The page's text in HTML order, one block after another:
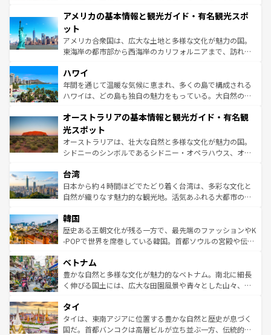
ンツ一覧を参照してほしい。
の建物がそのまま残る町や、スイスならではのユニークな
博物館もあり、アルプス観光だけでなく町歩きも満喫する
ことができる。国民の所得が高いため物価も高いが、旅行
者向けの交通パス提供のサービスもあり、うまく活用すれ
着のスイス情報は
アメリカの基本情報と観光ガイド・有名観光スポ
ット
アメリカ合衆国は、広大な土地と多様な文化が魅力の国。
東海岸の都市部から西海岸のカリフォルニアまで、訪れる
のような巨大都市は、観光、ショッピング、エンターテイ
ンメントが詰まった刺激的なスポットだ。一方、アメリカ
西部には大自然が広がり、グランドキャニオンやイエロー
部のニューオーリンズでは、音楽と美食が融合した独特の
文化が魅力。旅行者はアメリカの各地域で異なる魅力を楽
しみながら、その多様性と豊かな歴史を感じることができ
るだろう。車でのロードトリップや列車の旅も、アメリカ
情報は
ハワイ
年間を通じて温暖な気候に恵まれ、多くの島で構成される
ハワイは、どの島も独自の魅力をもっている。大自然の神
ワイ島は見逃せない。また、定番の観光地といえばオアフ
島だが、静かな自然を求めるならマウイ島やカウアイ島が
おすすめ。エメラルドグリーンに輝く海をはじめ、豊かな
文化や歴史が息づいている。「アロハスピリット」と呼ば
人々、おいしいローカルフードやハワイアンミュージッ
ク、伝統的なフラダンスなど、すべてがハワイの魅力を彩
っている。訪れるたびに新しい発見と感動が待っているハ
はコンテンツ一覧
オーストラリアの基本情報と観光ガイド・有名観
光スポット
オーストラリアは、壮大な自然と多様な文化が魅力の国。
シドニーのシンボルであるシドニー・オペラハウス、オー
リアリーフや大陸中央部にそびえるウルル（エアーズロッ
ク）、タスマニアの美しい原生林やケアンズの熱帯雨林な
ど、見どころがたくさん。また、カフェやワイン、オージ
いる。アクティビティも充実しており、サーフィンやダイ
ビング、ハイキングなど、アウトドア好きにはたまらな
い。オーストラリアの多彩な魅力を存分に味わいつくそ
参照してほしい。
台湾
日本から約４時間ほどでたどり着く台湾は、多彩な文化と
自然が織りなす魅力的な観光地。活気あふれる大都市の台
ン）、静ひつな山岳地帯である台湾東部など、都市の喧騒
と山間の静けさが共存しており、訪れる人に新しい発見と
驚きをもたらしてくれる。また、奥深い台湾の食文化も魅
容にもいいと評判のスイーツなど、バラエティ豊かな料理
が味わえる。 なお、新着の台湾情報は コンテンツ一覧を参
照してほしい。
韓国
歴史ある王朝文化が残る一方で、最先端のファッションやK
-POPで世界を席巻している韓国。首都ソウルの宮殿や伝統
き、地方に足を延ばせば四季折々の自然美を楽しむことが
できる。そして、キムチや焼肉、絶品のストリートフード
まで、さまざまな韓国料理が待っている。夜には、韓国な
リティに包まれながら、韓国の多彩な魅力を心ゆくまで味
わってみてほしい。 なお、新着の韓国情報はコンテンツ一
覧を参照してほしい。
ベトナム
豊かな自然と多様な文化が魅力的なベトナム。南北に細長
く伸びる国土には、広大な田園風景や青々とした山々、世
急速な発展と共に伝統が息づく。ハノイの古い町並みやホ
ーチミン市のフランス統治時代の建物も、独特の雰囲気を
醸し出している。また、バラエティの豊かさとおいしさで
タイ
タイは、東南アジアに位置する豊かな自然と歴史が息づく
国だ。首都バンコクは高層ビルが立ち並ぶ一方、伝統的な